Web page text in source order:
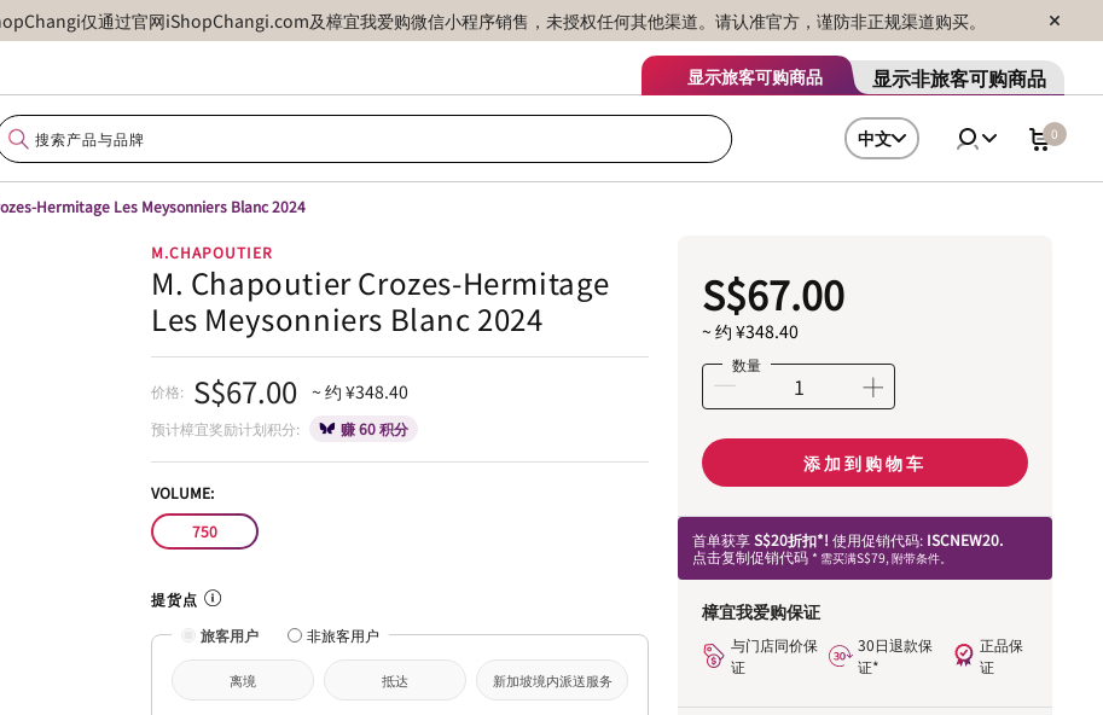
仅通过官网iShopChangi.com及樟宜我爱购微信小程序销售，未授权任何其他渠道。请认准官方，谨防非正规渠道购买。
显示旅客可购商品 显示非旅客可购商品
中文 0
Hermitage Les Meysonniers Blanc 2024
M.CHAPOUTIER
M. Chapoutier Crozes-Hermitage
Les Meysonniers Blanc 2024
价格: S$67.00 ~ 约 ¥348.40
预计樟宜奖励计划积分: 赚 60 积分
VOLUME:
750
提货点
旅客用户
非旅客用户
离境 抵达 新加坡境内派送服务
S$67.00
~ 约 ¥348.40
数量
添加到购物车
首单获享S$20折扣*! 使用促销代码: ISCNEW20.
点击复制促销代码 * 需买满S$79, 附带条件。
樟宜我爱购保证
与门店同价保
证
30日退款保
证*
正品保
证